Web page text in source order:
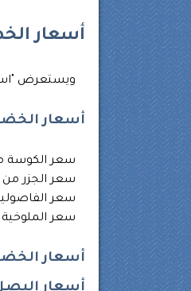
أسعار الخضروات
ويستعرض
أسعار
سعر الكوسة من7-17 جنيها
سعر الجزر من 5- 9 جنيهات للكيلو.
سعر الفاصوليا من 20-
سعر الملوخية من 4- 5 جنيهات
أسعار الخضروات اليوم